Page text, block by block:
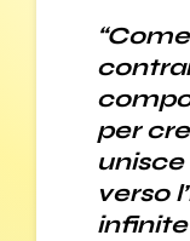
per
unisce
verso
infinite